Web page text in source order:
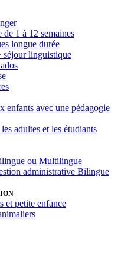
1 à 12 semaines
longue durée
séjour linguistique
enfants avec une pédagogie
adultes et les étudiants
ou Multilingue
administrative Bilingue
et petite enfance